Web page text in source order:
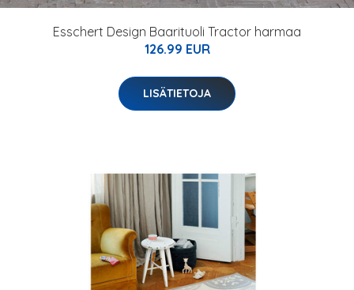
Esschert Design Baarituoli Tractor harmaa
126.99 EUR
LISÄTIETOJA